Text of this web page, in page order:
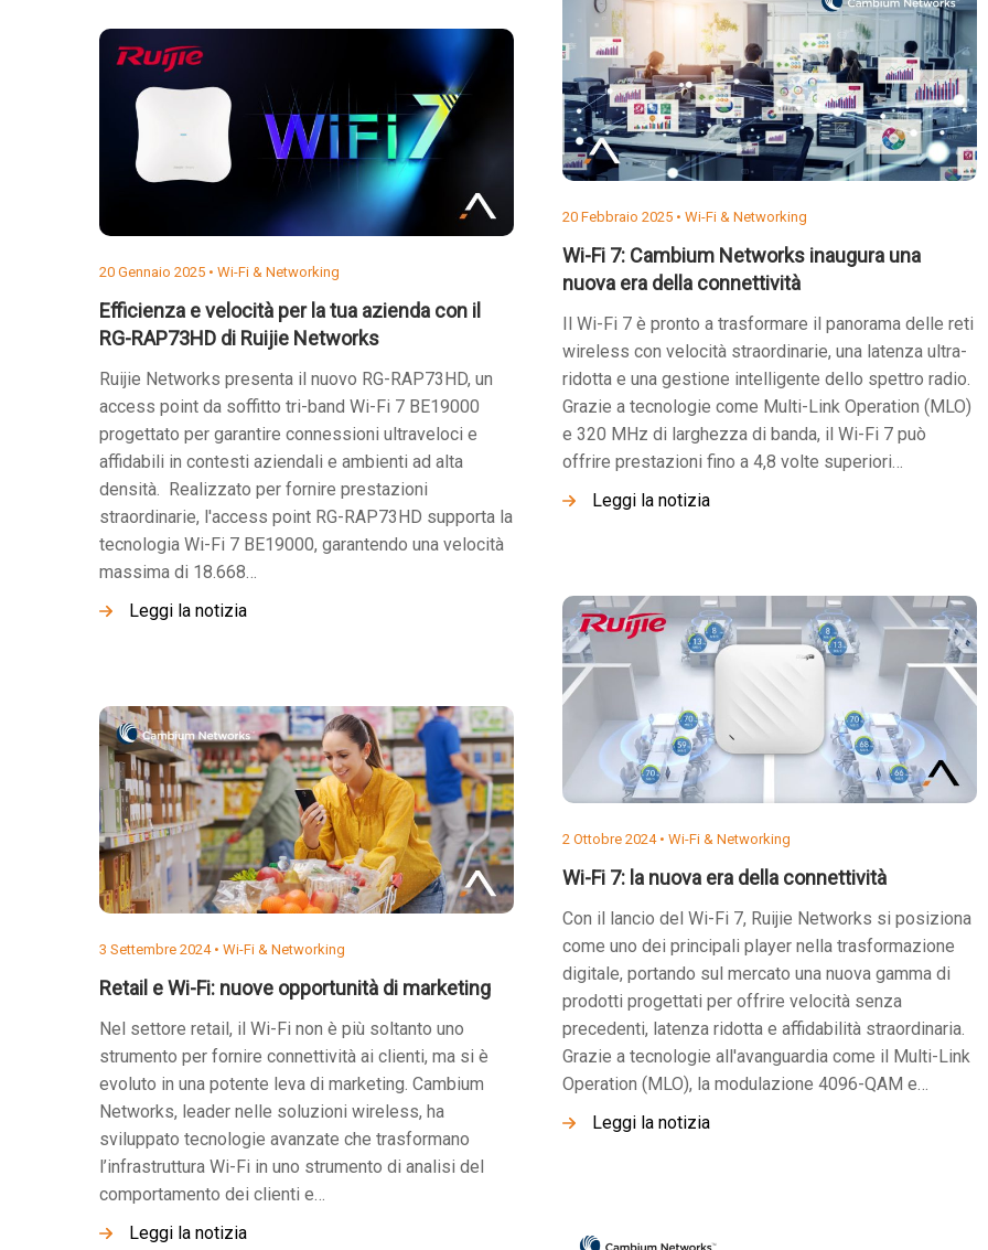
20 Febbraio 2025 • Wi-Fi & Networking
Wi-Fi 7: Cambium Networks inaugura una
nuova era della connettività
Il Wi-Fi 7 è pronto a trasformare il panorama delle reti
wireless con velocità straordinarie, una latenza ultra-
ridotta e una gestione intelligente dello spettro radio.
Grazie a tecnologie come Multi-Link Operation (MLO)
e 320 MHz di larghezza di banda, il Wi-Fi 7 può
offrire prestazioni fino a 4,8 volte superiori…
Leggi la notizia
20 Gennaio 2025 • Wi-Fi & Networking
Efficienza e velocità per la tua azienda con il
RG-RAP73HD di Ruijie Networks
Ruijie Networks presenta il nuovo RG-RAP73HD, un
access point da soffitto tri-band Wi-Fi 7 BE19000
progettato per garantire connessioni ultraveloci e
affidabili in contesti aziendali e ambienti ad alta
densità. Realizzato per fornire prestazioni
straordinarie, l'access point RG-RAP73HD supporta la
tecnologia Wi-Fi 7 BE19000, garantendo una velocità
massima di 18.668…
Leggi la notizia
2 Ottobre 2024 • Wi-Fi & Networking
Wi-Fi 7: la nuova era della connettività
Con il lancio del Wi-Fi 7, Ruijie Networks si posiziona
come uno dei principali player nella trasformazione
digitale, portando sul mercato una nuova gamma di
prodotti progettati per offrire velocità senza
precedenti, latenza ridotta e affidabilità straordinaria.
Grazie a tecnologie all'avanguardia come il Multi-Link
Operation (MLO), la modulazione 4096-QAM e…
Leggi la notizia
3 Settembre 2024 • Wi-Fi & Networking
Retail e Wi-Fi: nuove opportunità di marketing
Nel settore retail, il Wi-Fi non è più soltanto uno
strumento per fornire connettività ai clienti, ma si è
evoluto in una potente leva di marketing. Cambium
Networks, leader nelle soluzioni wireless, ha
sviluppato tecnologie avanzate che trasformano
l’infrastruttura Wi-Fi in uno strumento di analisi del
comportamento dei clienti e…
Leggi la notizia